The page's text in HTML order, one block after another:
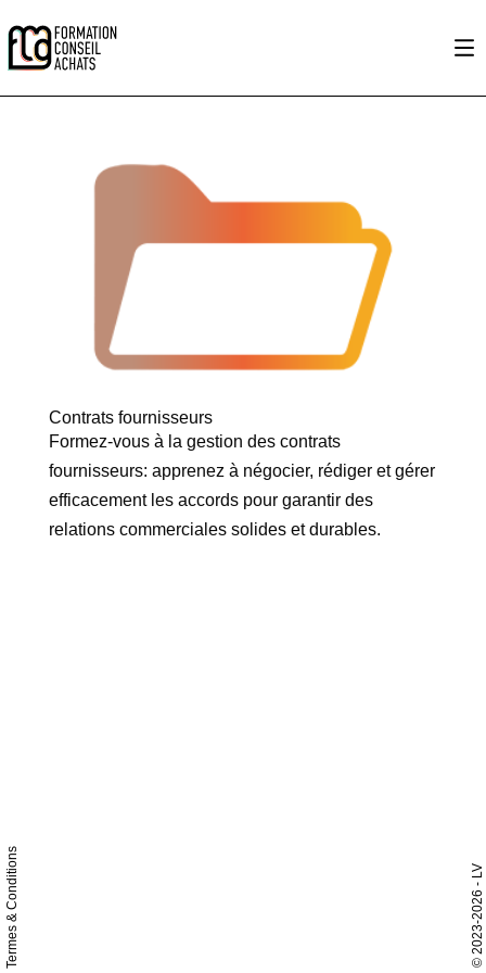
Contrats fournisseurs
Formez-vous à la gestion des contrats
fournisseurs: apprenez à négocier, rédiger et gérer
efficacement les accords pour garantir des
relations commerciales solides et durables.
Termes & Conditions ©
2023-2026
- LV